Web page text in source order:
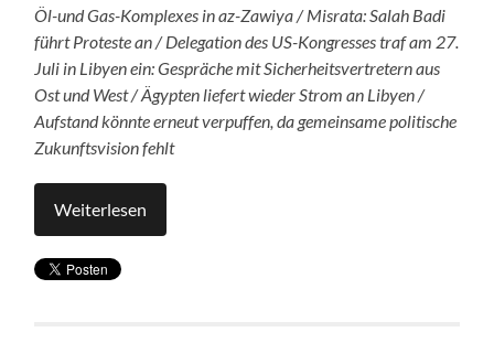
Öl-und Gas-Komplexes in az-Zawiya / Misrata: Salah Badi
führt Proteste an / Delegation des US-Kongresses traf am 27.
Juli in Libyen ein: Gespräche mit Sicherheitsvertretern aus
Ost und West / Ägypten liefert wieder Strom an Libyen /
Aufstand könnte erneut verpuffen, da gemeinsame politische
Zukunftsvision fehlt
Weiterlesen